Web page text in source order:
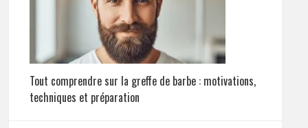
Tout comprendre sur la greffe de barbe : motivations,
techniques et préparation